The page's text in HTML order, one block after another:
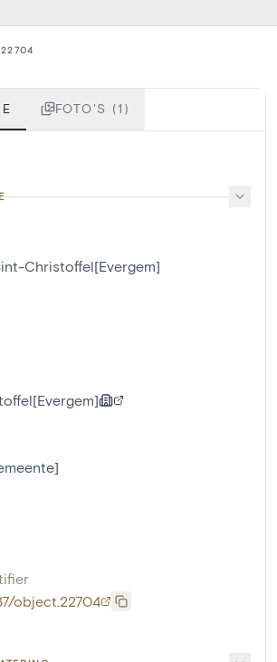
22704
FOTO'S (1)
Christoffel[Evergem]
object.22704